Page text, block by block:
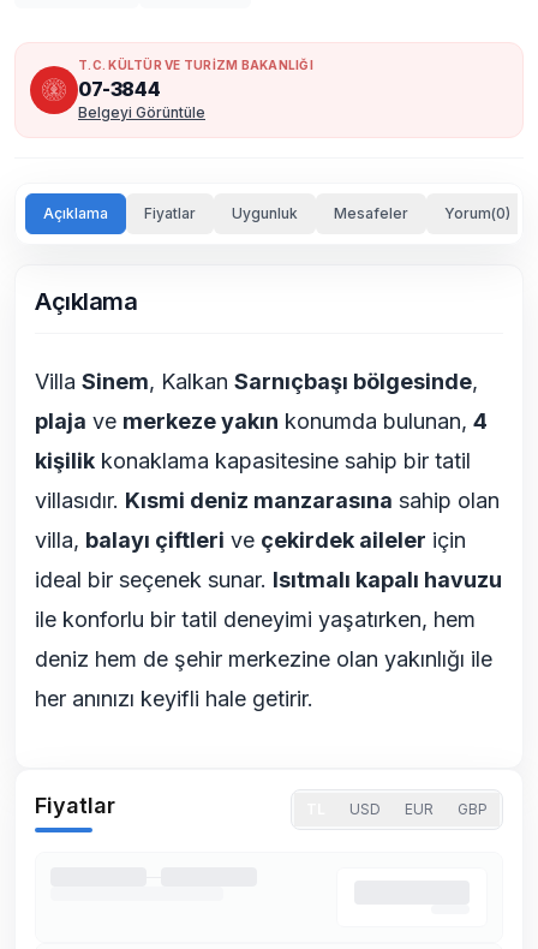
T.C. KÜLTÜR VE TURİZM BAKANLIĞI
07-3844
Belgeyi Görüntüle
Açıklama Fiyatlar Uygunluk Mesafeler Yorum(0)
Açıklama
Villa Sinem, Kalkan Sarnıçbaşı bölgesinde,
plaja ve merkeze yakın konumda bulunan, 4
kişilik konaklama kapasitesine sahip bir tatil
villasıdır. Kısmi deniz manzarasına sahip olan
villa, balayı çiftleri ve çekirdek aileler için
ideal bir seçenek sunar. Isıtmalı kapalı havuzu
ile konforlu bir tatil deneyimi yaşatırken, hem
deniz hem de şehir merkezine olan yakınlığı ile
her anınızı keyifli hale getirir.
Fiyatlar USD EUR GBP